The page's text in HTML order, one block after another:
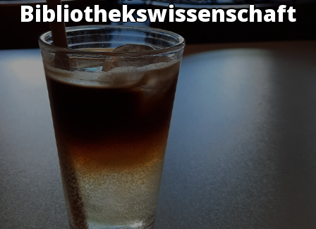
Bibliothekswissenschaft